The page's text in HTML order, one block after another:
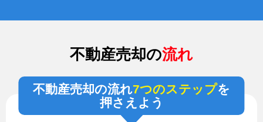
不動産売却の流れ
不動産売却の流れ7つのステップを
押さえよう